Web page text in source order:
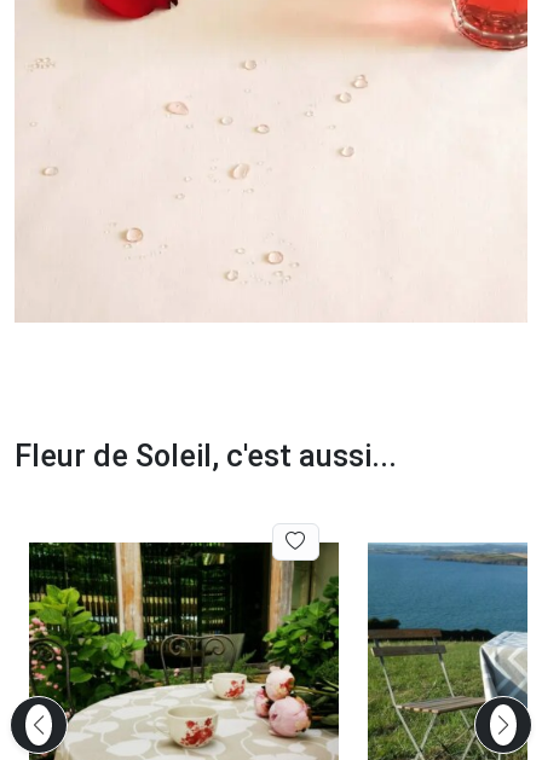
Fleur de Soleil, c'est aussi...